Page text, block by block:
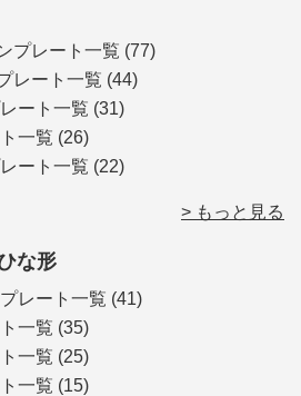
プレート一覧 (77)
レート一覧 (44)
ート一覧 (31)
一覧 (26)
ート一覧 (22)
> もっと見る
な形
レート一覧 (41)
一覧 (35)
一覧 (25)
一覧 (15)